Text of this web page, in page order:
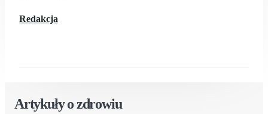
Redakcja
Artykuły o zdrowiu